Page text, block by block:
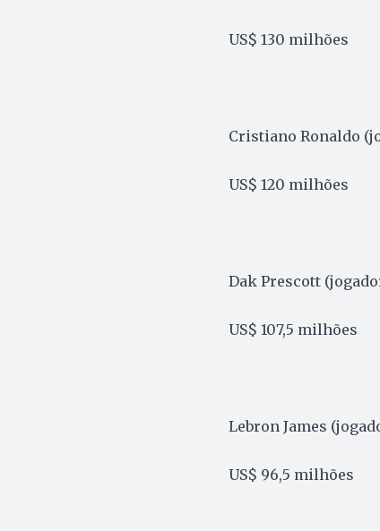
US$ 130 milhões
Cristiano Ronaldo
US$ 120 milhões
Dak Prescott
US$ 107,5 milhões
Lebron James
US$ 96,5 milhões